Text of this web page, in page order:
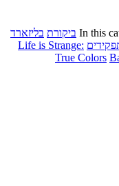
In this ביקורת בליזארד
Life is Strange:
True Colors